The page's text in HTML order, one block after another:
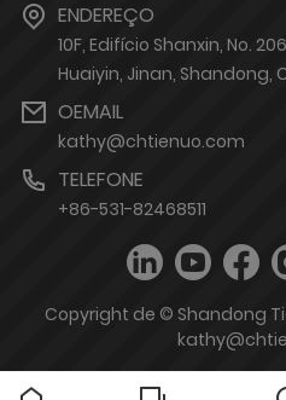
ENDEREÇO
10F, Edifício Shanxin, No.
Huaiyin, Jinan, Shandong,
OEMAIL
kathy@chtienuo.com
TELEFONE
+86-531-82468511
Copyright de © Shandong